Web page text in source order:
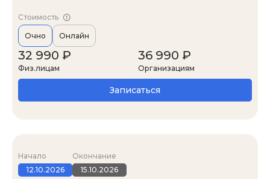
Стоимость
Очно Онлайн
32 990 ₽
Физ.лицам
36 990 ₽
Организациям
Записаться
Начало
12.10.2026
Окончание
15.10.2026